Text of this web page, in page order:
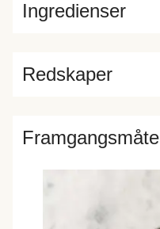
Ingredienser
Redskaper
Framgangsmåte